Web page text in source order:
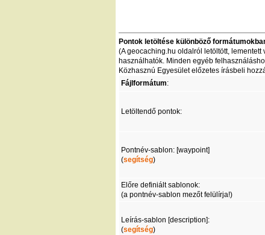
Pontok letöltése különböző
(A geocaching.hu oldalról letöltött,
használhatók. Minden egyéb
Közhasznú Egyesület előzetes írásbeli
Fájlformátum:
Letöltendő pontok:
Pontnév-sablon: [waypoint]
(segítség)
Előre definiált sablonok:
(a pontnév-sablon mezőt felülírja!)
Leírás-sablon [description]:
(segítség)